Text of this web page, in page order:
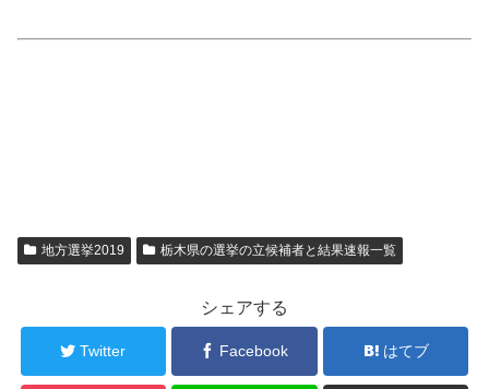
地方選挙2019 栃木県の選挙の立候補者と結果速報一覧
シェアする
Twitter Facebook はてブ